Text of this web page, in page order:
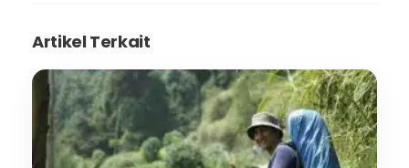
Artikel Terkait